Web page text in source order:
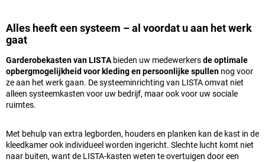
Alles heeft een systeem – al voordat u aan het werk
gaat
Garderobekasten van LISTAbieden uw medewerkersde optimale
opbergmogelijkheid voor kleding en persoonlijke spullen nog voor
ze aan het werk gaan. De systeeminrichting van LISTA omvat niet
alleen systeemkasten voor uw bedrijf, maar ook voor uw sociale
ruimtes.
Met behulp van extra legborden, houders en planken kan de kast in de
kleedkamer ook individueel worden ingericht. Slechte lucht komt niet
naar buiten, want de LISTA-kasten weten te overtuigen door een